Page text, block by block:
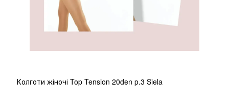
Колготи жіночі Top Tension 20den р.3 Siela